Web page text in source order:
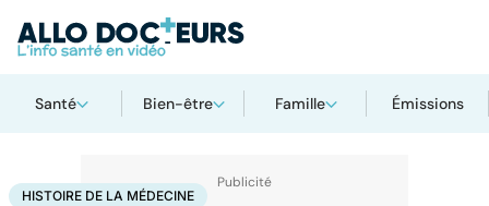
Santé Bien-être Famille Émissions
AccueilSantéMédicamentsHistoire de la médecine
HISTOIRE DE LA MÉDECINE